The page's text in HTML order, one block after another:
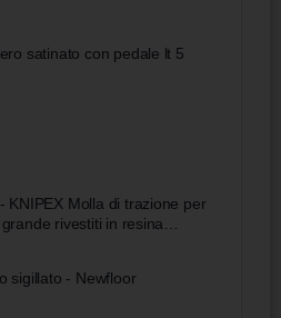
satinato con pedale lt 5
KNIPEX Molla di trazione per
rivestiti in resina
sigillato - Newfloor